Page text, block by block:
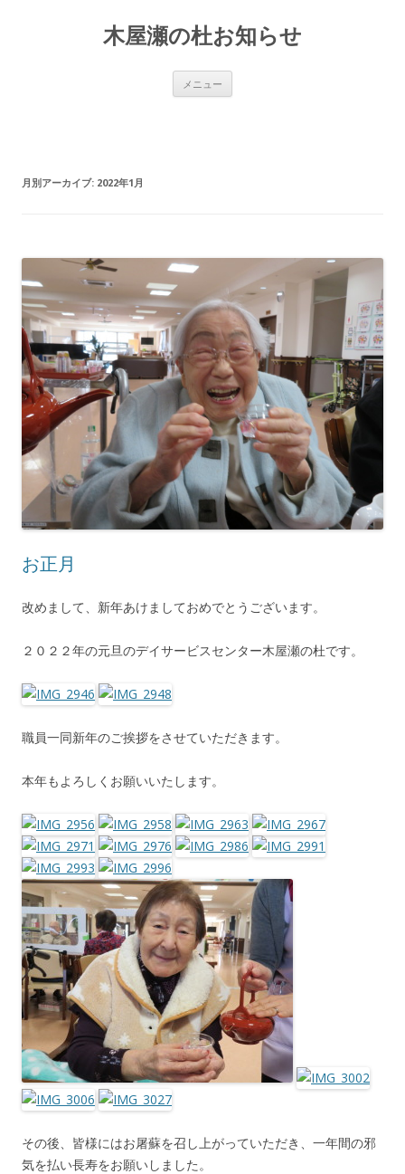
木屋瀬の杜お知らせ
メニュー
月別アーカイブ: 2022年1月
お正月
改めまして、新年あけましておめでとうございます。
２０２２年の元旦のデイサービスセンター木屋瀬の杜です。
職員一同新年のご挨拶をさせていただきます。
本年もよろしくお願いいたします。
その後、皆様にはお屠蘇を召し上がっていただき、一年間の邪
気を払い長寿をお願いしました。